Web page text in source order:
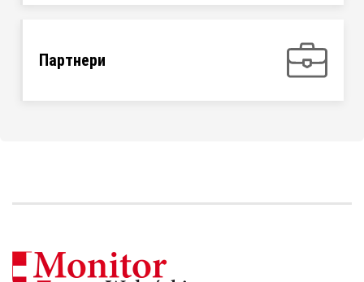
Партнери